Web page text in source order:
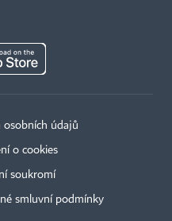
osobních údajů
o cookies
soukromí
smluvní podmínky